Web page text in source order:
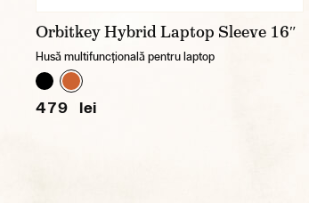
Orbitkey Hybrid Laptop Sleeve 16″
Husă multifuncțională pentru laptop
479 lei